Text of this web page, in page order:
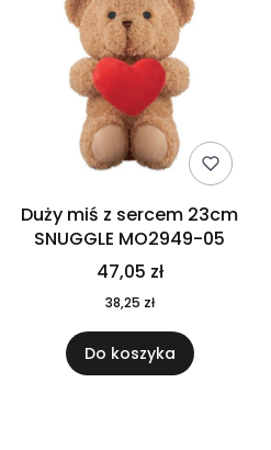
Duży miś z sercem 23cm
SNUGGLE MO2949-05
47,05 zł
38,25 zł
Do koszyka